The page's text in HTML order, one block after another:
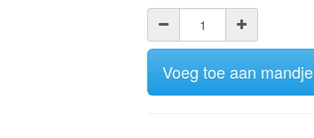
Voeg toe aan mandje